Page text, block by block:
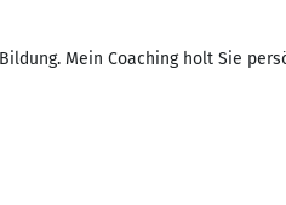
Mein Coaching holt Sie